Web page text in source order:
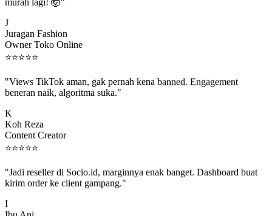
Juragan Fashion
Owner Toko Online
⭐⭐⭐⭐ ⭐
beneran naik, algoritma suka."
Koh Reza
Content Creator
⭐⭐⭐⭐⭐
kirim order ke client gampang."
Ibu Ani